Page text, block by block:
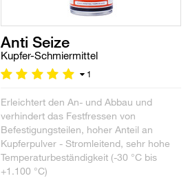
Anti Seize
Kupfer-Schmiermittel
1
Erleichtert den An- und Abbau und
verhindert das Festfressen von
Befestigungsteilen, hoher Anteil an
Kupferpulver - Stromleitend, sehr hohe
Temperaturbeständigkeit (-30 °C bis
+1.100 °C)